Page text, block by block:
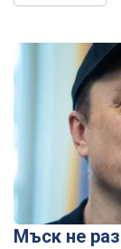
Мъск не